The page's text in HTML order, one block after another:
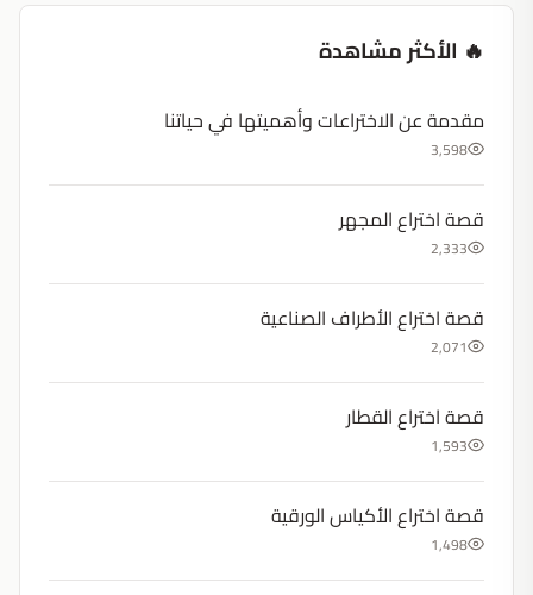
🔥 الأكثر مشاهدة
مقدمة عن الاختراعات وأهميتها في حياتنا
3,598
قصة اختراع المجهر
2,333
قصة اختراع الأطراف الصناعية
2,071
قصة اختراع القطار
1,593
قصة اختراع الأكياس الورقية
1,498